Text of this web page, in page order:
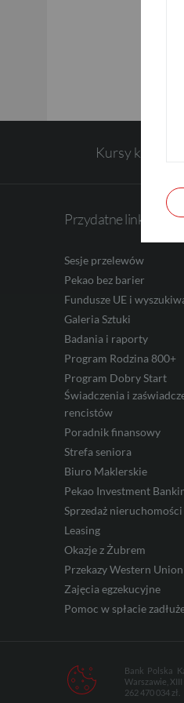
Kursy kupna
Przydatne linki
Sesje przelewów
Pekao bez barier
Fundusze UE i
Galeria Sztuki
Badania i raporty
Program Rodzina 800+
Program Dobry Start
Świadczenia i
rencistów
Poradnik finansowy
Strefa seniora
Biuro Maklerskie
Pekao Investment
Sprzedaż nieruchomości
Leasing
Okazje z Żubrem
Przekazy Western Union
Zajęcia egzekucyjne
Pomoc w spłacie
Bank Polska
Warszawie,
262 470 034 zł.